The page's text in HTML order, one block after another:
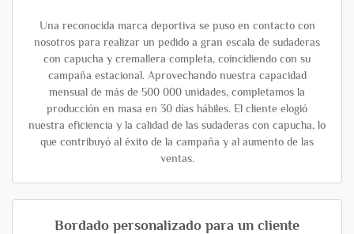
Una reconocida marca deportiva se puso en contacto con
nosotros para realizar un pedido a gran escala de sudaderas
con capucha y cremallera completa, coincidiendo con su
campaña estacional. Aprovechando nuestra capacidad
mensual de más de 500 000 unidades, completamos la
producción en masa en 30 días hábiles. El cliente elogió
nuestra eficiencia y la calidad de las sudaderas con capucha, lo
que contribuyó al éxito de la campaña y al aumento de las
ventas.
Bordado personalizado para un cliente